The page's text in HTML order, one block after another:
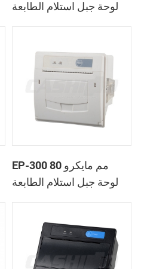
لوحة جبل استلام الطابعة
EP-300 80 مم مايكرو
لوحة جبل استلام الطابعة